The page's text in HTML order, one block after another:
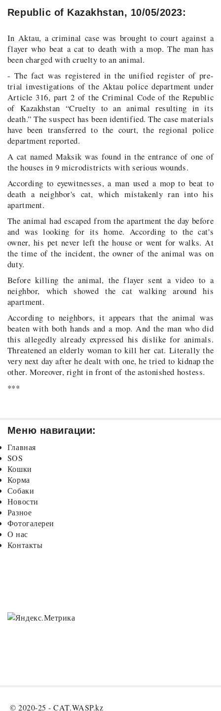
Republic of Kazakhstan, 10/05/2023:
In Aktau, a criminal case was brought to court against a
flayer who beat a cat to death with a mop. The man has
been charged with cruelty to an animal.
- The fact was registered in the unified register of pre-
trial investigations of the Aktau police department under
Article 316, part 2 of the Criminal Code of the Republic
of Kazakhstan “Cruelty to an animal resulting in its
death.” The suspect has been identified. The case materials
have been transferred to the court, the regional police
department reported.
A cat named Maksik was found in the entrance of one of
the houses in 9 microdistricts with serious wounds.
According to eyewitnesses, a man used a mop to beat to
death a neighbor's cat, which mistakenly ran into his
apartment.
The animal had escaped from the apartment the day before
and was looking for its home. According to the cat's
owner, his pet never left the house or went for walks. At
the time of the incident, the owner of the animal was on
duty.
Before killing the animal, the flayer sent a video to a
neighbor, which showed the cat walking around his
apartment.
According to neighbors, it appears that the animal was
beaten with both hands and a mop. And the man who did
this allegedly already expressed his dislike for animals.
Threatened an elderly woman to kill her cat. Literally the
very next day after he dealt with one, he tried to kidnap the
other. Moreover, right in front of the astonished hostess.
***
Меню навигации:
Главная
SOS
Кошки
Корма
Собаки
Новости
Разное
Фотогалереи
О нас
Контакты
© 2020-25 -CAT.WASP.kz